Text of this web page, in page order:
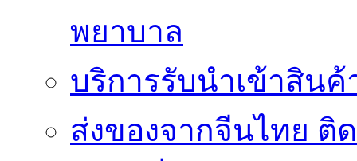
พยาบาล
บริการรับนำเข้าสิน
ส่งของจากจีนไทย ติ